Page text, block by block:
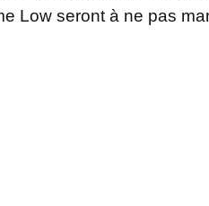
Low seront à ne pas